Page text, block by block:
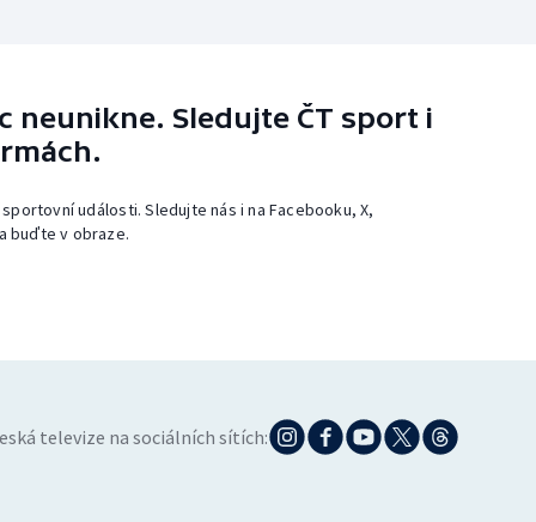
neunikne. Sledujte ČT sport i
události. Sledujte nás i na Facebooku, X,
buďte v obraze.
televize na sociálních sítích: